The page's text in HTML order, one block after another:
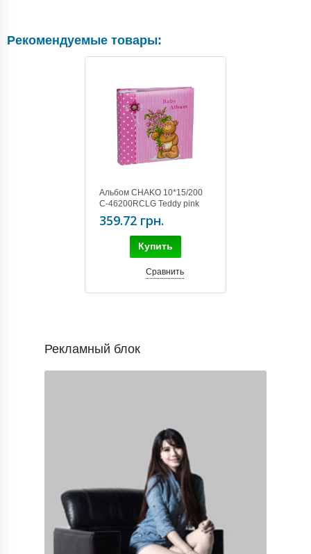
Рекомендуемые товары:
Альбом CHAKO 10*15/200
C-46200RCLG Teddy pink
359.72 грн.
Купить
Сравнить
Рекламный блок